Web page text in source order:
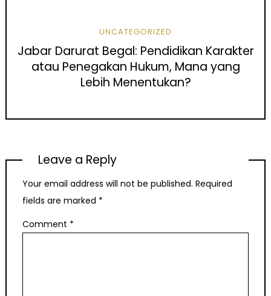
UNCATEGORIZED
Jabar Darurat Begal: Pendidikan Karakter
atau Penegakan Hukum, Mana yang
Lebih Menentukan?
Leave a Reply
Your email address will not be published. Required
fields are marked *
Comment *